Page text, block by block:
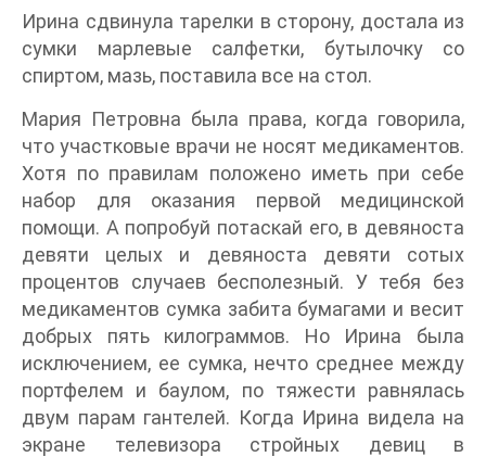
Ирина сдвинула тарелки в сторону, достала из
сумки марлевые салфетки, бутылочку со
спиртом, мазь, поставила все на стол.
Мария Петровна была права, когда говорила,
что участковые врачи не носят медикаментов.
Хотя по правилам положено иметь при себе
набор для оказания первой медицинской
помощи. А попробуй потаскай его, в девяноста
девяти целых и девяноста девяти сотых
процентов случаев бесполезный. У тебя без
медикаментов сумка забита бумагами и весит
добрых пять килограммов. Но Ирина была
исключением, ее сумка, нечто среднее между
портфелем и баулом, по тяжести равнялась
двум парам гантелей. Когда Ирина видела на
экране телевизора стройных девиц в